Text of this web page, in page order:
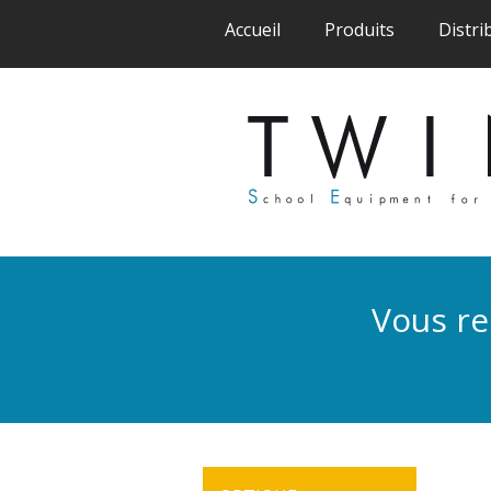
Accueil(current)Produits(current)
Vous